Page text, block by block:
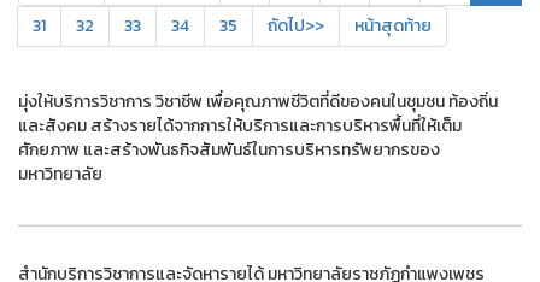
31
32 33 34 35 ถัดไป>> หน้าสุดท้าย
มุ่งให้บริการวิชาการ วิชาชีพ เพื่อคุณภาพชีวิตที่ดีของคนในชุมชน ท้องถิ่น
และสังคม สร้างรายได้จากการให้บริการและการบริหารพื้นที่ให้เต็ม
ศักยภาพ และสร้างพันธกิจสัมพันธ์ในการบริหารทรัพยากรของ
มหาวิทยาลัย
สำนักบริการวิชาการและจัดหารายได้ มหาวิทยาลัยราชภัฏกำแพงเพชร